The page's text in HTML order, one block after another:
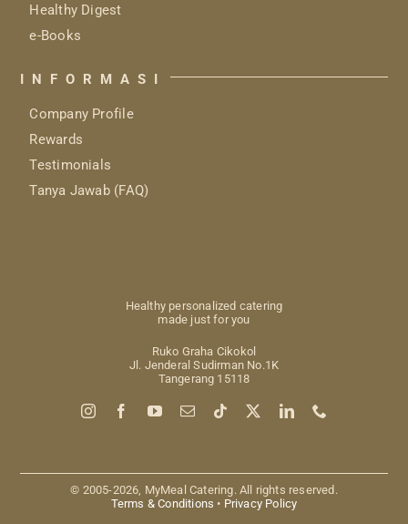
Healthy Digest
e-Books
INFORMASI
Company Profile
Rewards
Testimonials
Tanya Jawab (FAQ)
Healthy personalized catering
made just for you
Ruko Graha Cikokol
Jl. Jenderal Sudirman No.1K
Tangerang 15118
© 2005-2026, MyMeal Catering. All rights reserved.
Terms & Conditions • Privacy Policy